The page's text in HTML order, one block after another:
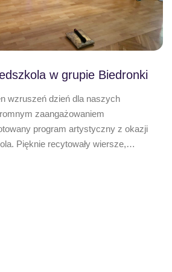
w grupie Biedronki
wzruszeń dzień dla naszych
zaangażowaniem
program artystyczny z okazji
Pięknie recytowały wiersze,…